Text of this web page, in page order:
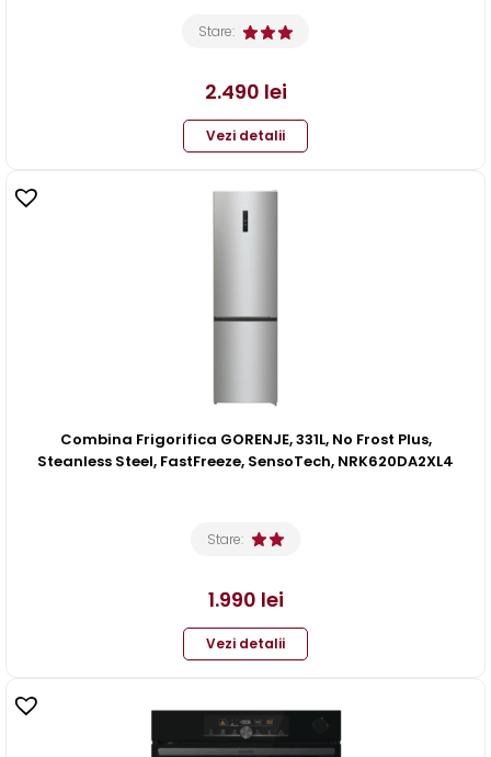
Stare:
2.490 lei
Vezi detalii
Combina Frigorifica GORENJE, 331L, No Frost Plus,
Steanless Steel, FastFreeze, SensoTech, NRK620DA2XL4
Stare:
1.990 lei
Vezi detalii